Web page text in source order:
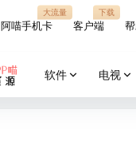
阿喵手机卡
大流量
客户端
下载
软件 电视